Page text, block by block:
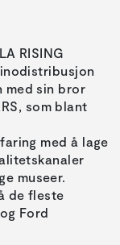
RISING
med sin bror
som blant
med å lage
museer.
de fleste
Ford